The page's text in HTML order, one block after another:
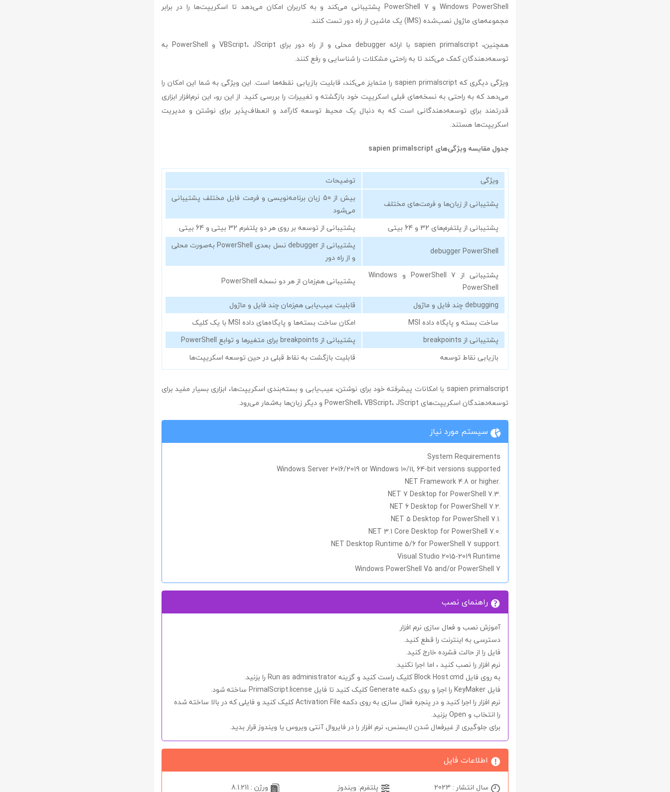
Windows PowerShell و PowerShell 7 پشتیبانی می‌کند و به کاربران امکان می‌دهد تا اسکریپت‌ها را در برابر
مجموعه‌های ماژول نصب‌شده (IMS) یک ماشین از راه دور تست کنند.
همچنین، sapien primalscript با ارائه debugger محلی و از راه دور برای VBScript، JScript و PowerShell به
توسعه‌دهندگان کمک می‌کند تا به راحتی مشکلات را شناسایی و رفع کنند.
ویژگی دیگری که sapien primalscript را متمایز می‌کند، قابلیت بازیابی نقطه‌ها است. این ویژگی به شما این امکان را
می‌دهد که به راحتی به نسخه‌های قبلی اسکریپت خود بازگشته و تغییرات را بررسی کنید. از این رو، این نرم‌افزار ابزاری
قدرتمند برای توسعه‌دهندگانی است که به دنبال یک محیط توسعه کارآمد و انعطاف‌پذیر برای نوشتن و مدیریت
اسکریپت‌ها هستند.
جدول مقایسه ویژگی‌های sapien primalscript
ویژگی
توضیحات
پشتیبانی از زبان‌ها و فرمت‌های مختلف
بیش از 50 زبان برنامه‌نویسی و فرمت فایل مختلف پشتیبانی
می‌شود
پشتیبانی از پلتفرم‌های 32 و 64 بیتی
پشتیبانی از توسعه بر روی هر دو پلتفرم 32 بیتی و 64 بیتی
debugger PowerShell
پشتیبانی از debugger نسل بعدی PowerShell به‌صورت محلی
و از راه دور
پشتیبانی از PowerShell 7 و Windows
PowerShell
پشتیبانی هم‌زمان از هر دو نسخه PowerShell
debugging چند فایل و ماژول
قابلیت عیب‌یابی هم‌زمان چند فایل و ماژول
ساخت بسته و پایگاه داده MSI
امکان ساخت بسته‌ها و پایگاه‌های داده MSI با یک کلیک
پشتیبانی از breakpoints
پشتیبانی از breakpoints برای متغیرها و توابع PowerShell
بازیابی نقاط توسعه
قابلیت بازگشت به نقاط قبلی در حین توسعه اسکریپت‌ها
sapien primalscript با امکانات پیشرفته خود برای نوشتن، عیب‌یابی و بسته‌بندی اسکریپت‌ها، ابزاری بسیار مفید برای
توسعه‌دهندگان اسکریپت‌های PowerShell، VBScript، JScript و دیگر زبان‌ها به‌شمار می‌رود.
سیستم مورد نیاز
System Requirements
Windows Server 2016/2019 or Windows 10/11, 64-bit versions supported
.NET Framework 4.8 or higher
.NET 7 Desktop for PowerShell 7.3
.NET 6 Desktop for PowerShell 7.2
.NET 5 Desktop for PowerShell 7.1
.NET 3.1 Core Desktop for PowerShell 7.0
.NET Desktop Runtime 5/6 for PowerShell 7 support
Visual Studio 2015-2019 Runtime
Windows PowerShell V5 and/or PowerShell 7
راهنمای نصب
آموزش نصب و فعال سازی نرم افزار
دسترسی به اینترنت را قطع کنید.
فایل را از حالت فشرده خارج کنید.
نرم افزار را نصب کنید ، اما اجرا نکنید.
به روی فایل Block Host.cmdکلیک راست کنید و گزینهRun as administrator را بزنید.
فایل KeyMaker را اجرا و روی دکمه Generateکلیک کنید تا فایل PrimalScript.license ساخته شود.
نرم افزار را اجرا کنید و در پنجره فعال سازی به روی دکمه Activation Fileکلیک کنید و فایلی که در بالا ساخته شده
را انتخاب و Open بزنید.
برای جلوگیری از غیرفعال شدن لایسنس، نرم افزار را در فایروال آنتی ویروس یا ویندوز قرار بدید.
اطلاعات فایل
سال انتشار : 2023 پلتفرم: ویندوز ورژن : 8.1.211